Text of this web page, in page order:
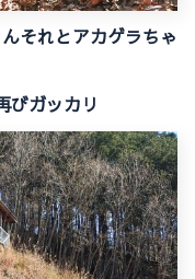
それとアカゲラちゃ
びガッカリ